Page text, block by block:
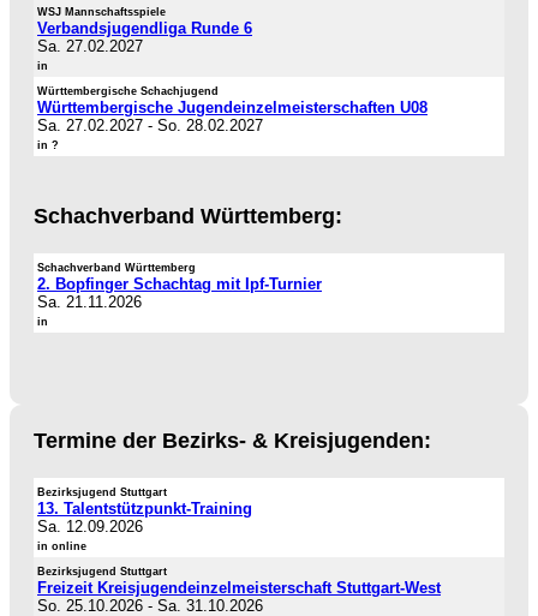
WSJ Mannschaftsspiele
Verbandsjugendliga Runde 6
Sa. 27.02.2027
in
Württembergische Schachjugend
Württembergische Jugendeinzelmeisterschaften U08
Sa. 27.02.2027 - So. 28.02.2027
in ?
Schachverband Württemberg:
Schachverband Württemberg
2. Bopfinger Schachtag mit Ipf-Turnier
Sa. 21.11.2026
in
Termine der Bezirks- & Kreisjugenden:
Bezirksjugend Stuttgart
13. Talentstützpunkt-Training
Sa. 12.09.2026
in online
Bezirksjugend Stuttgart
Freizeit Kreisjugendeinzelmeisterschaft Stuttgart-West
So. 25.10.2026 - Sa. 31.10.2026